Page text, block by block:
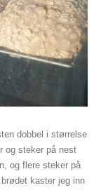
dobbel i størrelse
og steker på nest
og flere steker på
kaster jeg inn